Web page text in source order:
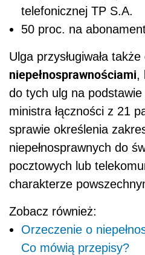
telefonicznej TP S.A.
50 proc. na
Ulga przysługiwała także
niepełnosprawnościami,
do tych ulg na
ministra łączności z 21
sprawie określenia
niepełnosprawnych do
pocztowych lub
charakterze
Zobacz również:
Orzeczenie o
Co mówią przepisy?